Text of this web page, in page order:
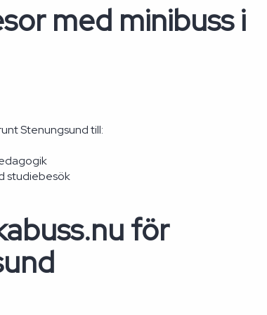
med minibuss i
Stenungsund till:
studiebesök
för